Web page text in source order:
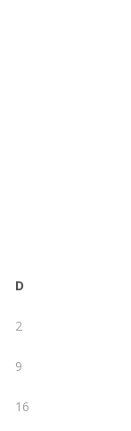
D
2
9
16